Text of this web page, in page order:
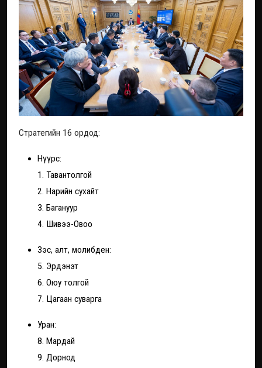
Стратегийн 16 ордод:
Нүүрс:
1. Тавантолгой
2. Нарийн сухайт
3. Багануур
4. Шивээ-Овоо
Зэс, алт, молибден:
5. Эрдэнэт
6. Оюу толгой
7. Цагаан суварга
Уран:
8. Мардай
9. Дорнод